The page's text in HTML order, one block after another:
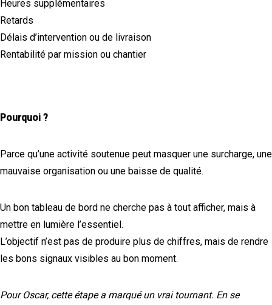
Heures supplémentaires
Retards
Délais d’intervention ou de livraison
Rentabilité par mission ou chantier
Pourquoi ?
Parce qu’une activité soutenue peut masquer une surcharge, une
mauvaise organisation ou une baisse de qualité.
Un bon tableau de bord ne cherche pas à tout afficher, mais à
mettre en lumière l’essentiel.
L’objectif n’est pas de produire plus de chiffres, mais de rendre
les bons signaux visibles au bon moment.
Pour Oscar, cette étape a marqué un vrai tournant. En se